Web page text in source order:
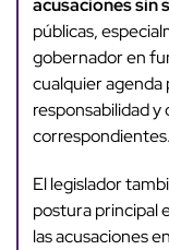
acusaciones sin
públicas,
gobernador en
cualquier agenda
responsabilidad
correspondientes.
El legislador
postura principal
las acusaciones